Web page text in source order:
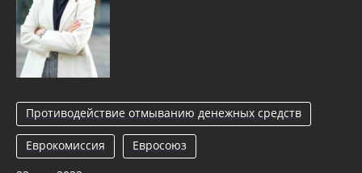
Противодействие отмыванию денежных средств
Еврокомиссия
Евросоюз